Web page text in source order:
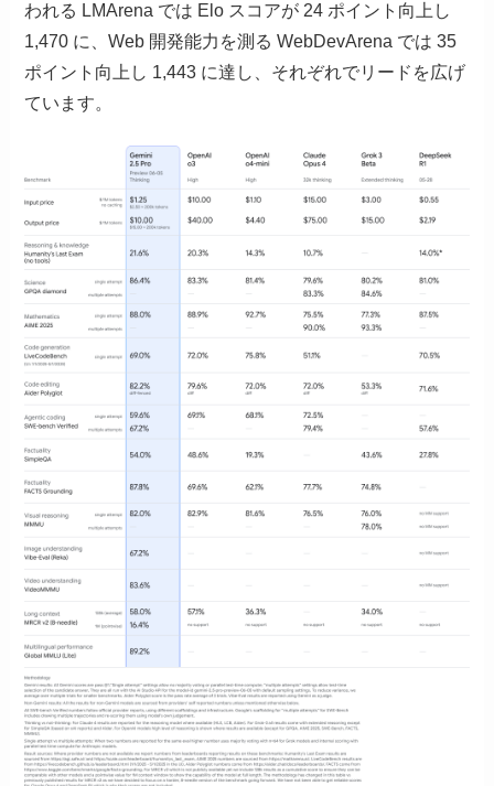
われる LMArena では Elo スコアが 24 ポイント向上し
1,470 に、Web 開発能力を測る WebDevArena では 35
ポイント向上し 1,443 に達し、それぞれでリードを広げ
ています。